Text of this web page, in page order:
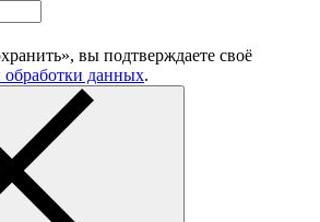
вы подтверждаете своё
обработки данных.